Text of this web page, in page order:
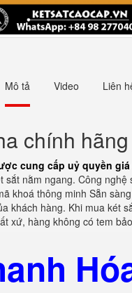
Mô tả Video Liên
chính
cung cấp uỷ quyền
sắt nằm ngang. Công
khoá thông minh Sẵn
khách hàng. Khi mua két
xứ, hàng không có tem